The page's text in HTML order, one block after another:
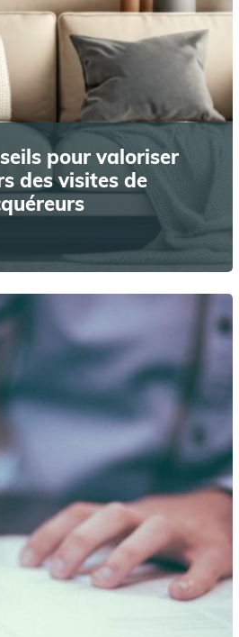
pour valoriser
des visites de